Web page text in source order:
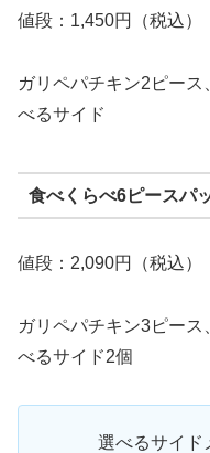
値段：1,450円（税込）
ガリペパチキン2ピー
べるサイド
食べくらべ6ピースパ
値段：2,090円（税込）
ガリペパチキン3ピー
べるサイド2個
選べるサイド